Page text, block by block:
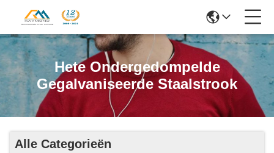
Hete Ondergedompelde
Gegalvaniseerde Staalstrook
Alle Categorieën